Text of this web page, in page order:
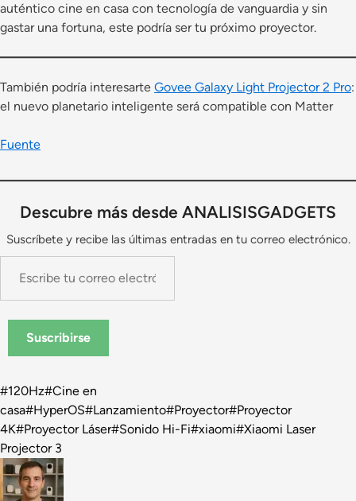
auténtico cine en casa con tecnología de vanguardia y sin
gastar una fortuna, este podría ser tu próximo proyector.
También podría interesarte Govee Galaxy Light Projector 2 Pro:
el nuevo planetario inteligente será compatible con Matter
Fuente
Descubre más desde ANALISISGADGETS
Suscríbete y recibe las últimas entradas en tu correo electrónico.
correo
electrónico…
Suscribirse
Etiquetas
de
la
entrada:
#120Hz#Cine en
casa#HyperOS#Lanzamiento#Proyector#Proyector
4K#Proyector Láser#Sonido Hi-Fi#xiaomi#Xiaomi Laser
Projector 3